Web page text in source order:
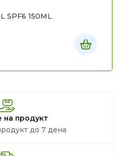
BLACK UP SUNTAN OIL SPF6 150ML
на продукт
до 7 дена